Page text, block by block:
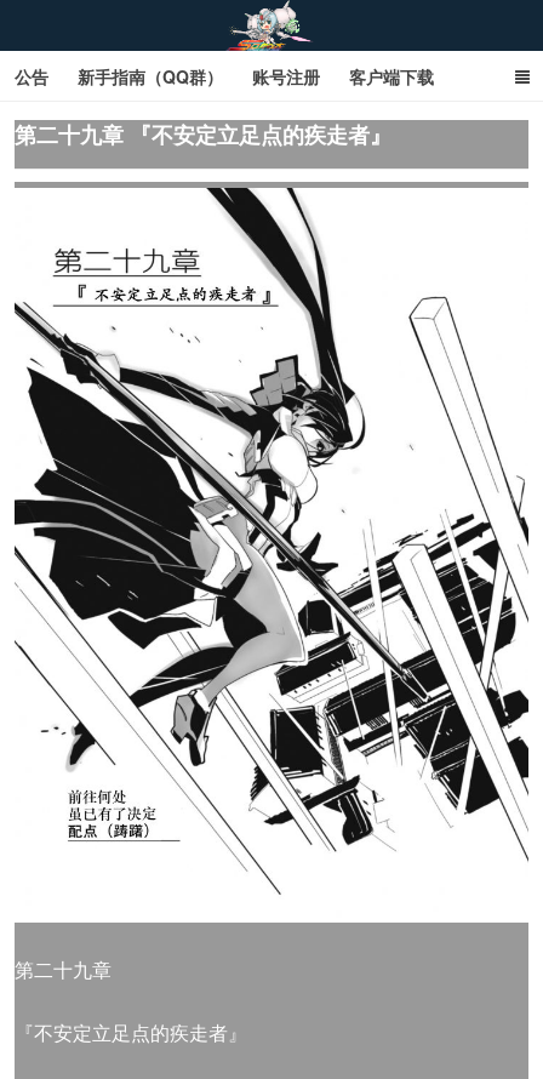
sd敢达ol_sd敢达ol钢达服_sd敢达钢达服_SD敢达数据库
_sd敢达
公告 新手指南（QQ群） 账号注册 客户端下载
SD钢达服数据库（网页版） SD钢达服数据库（石墨版）
网页商城文字版
第二十九章 『不安定立足点的疾走者』
第二十九章
『不安定立足点的疾走者』